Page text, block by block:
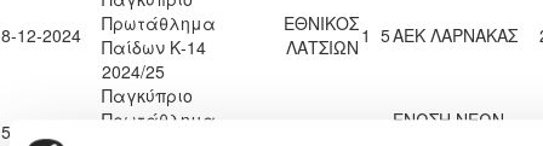
12-2024
Πρωτάθλημα
Παίδων Κ-14
2024/25
ΕΘΝΙΚΟΣ
ΛΑΤΣΙΩΝ 1 5ΑΕΚ ΛΑΡΝΑΚΑΣ
12-2024
Παγκύπριο
Πρωτάθλημα
ΕΝΩΣΗ ΝΕΩΝ